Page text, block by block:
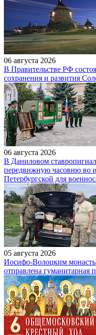
06 августа 2026
В Правительстве РФ
сохранения и развития
06 августа 2026
В Даниловом
передвижную часовню во
Петербургской для
05 августа 2026
Иосифо-Волоцким
отправлена гуманитарная